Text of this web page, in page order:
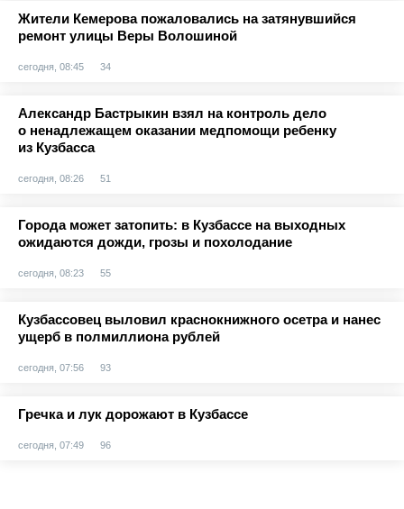
Жители Кемерова пожаловались на затянувшийся
ремонт улицы Веры Волошиной
сегодня, 08:45 34
Александр Бастрыкин взял на контроль дело
о ненадлежащем оказании медпомощи ребенку
из Кузбасса
сегодня, 08:26 51
Города может затопить: в Кузбассе на выходных
ожидаются дожди, грозы и похолодание
сегодня, 08:23 55
Кузбассовец выловил краснокнижного осетра и нанес
ущерб в полмиллиона рублей
сегодня, 07:56 93
Гречка и лук дорожают в Кузбассе
сегодня, 07:49 96